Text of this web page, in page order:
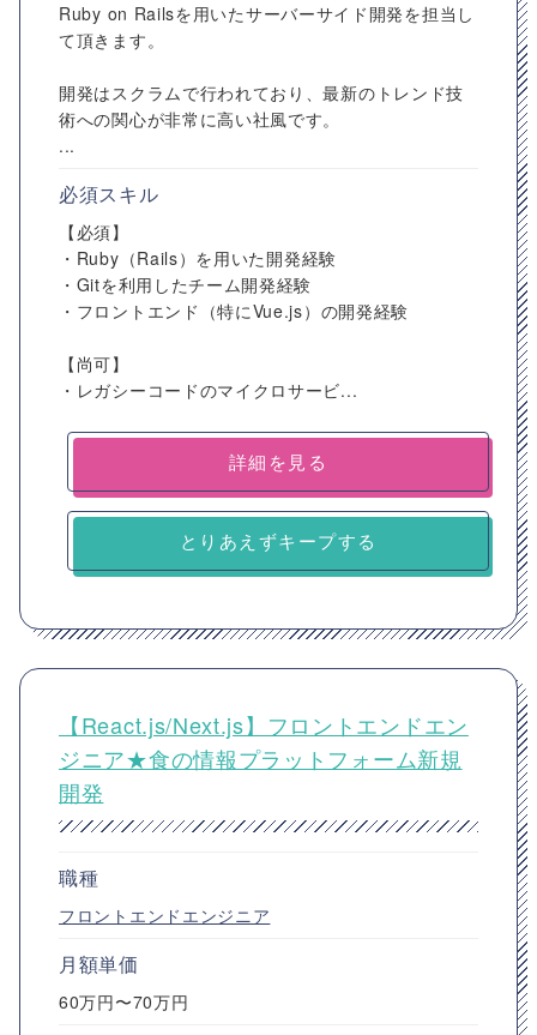
Ruby on Railsを用いたサーバーサイド開発を担当し
て頂きます。
開発はスクラムで行われており、最新のトレンド技
術への関心が非常に高い社風です。
...
必須スキル
【必須】
・Ruby（Rails）を用いた開発経験
・Gitを利用したチーム開発経験
・フロントエンド（特にVue.js）の開発経験
【尚可】
・レガシーコードのマイクロサービ...
詳細を見る
とりあえずキープする
【React.js/Next.js】フロントエンドエン
ジニア★食の情報プラットフォーム新規
開発
職種
フロントエンドエンジニア
月額単価
60万円〜70万円